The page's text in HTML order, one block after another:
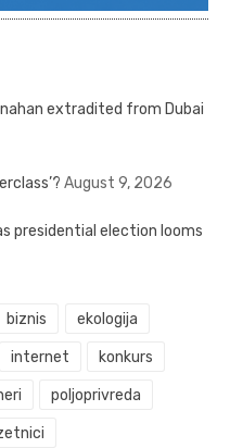
extradited from Dubai
August 9, 2026
presidential election looms
biznis ekologija
internet konkurs
poljoprivreda